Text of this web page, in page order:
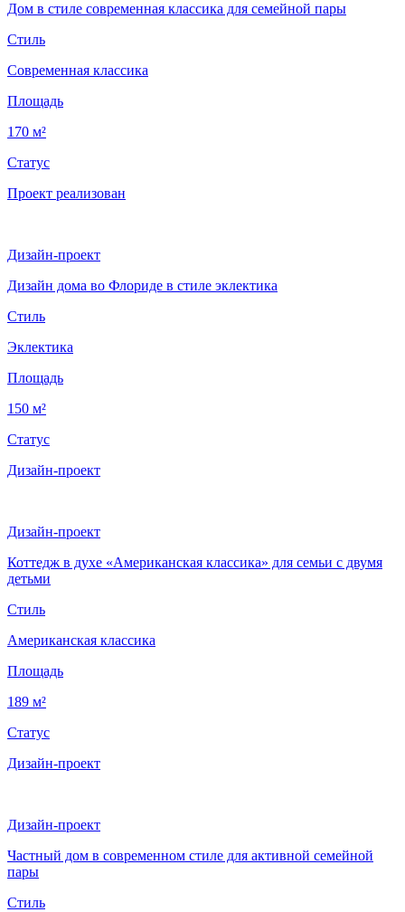
Дом в стиле современная классика для семейной пары
Стиль
Современная классика
Площадь
170 м²
Статус
Проект реализован
Дизайн-проект
Дизайн дома во Флориде в стиле эклектика
Стиль
Эклектика
Площадь
150 м²
Статус
Дизайн-проект
Дизайн-проект
Коттедж в духе «Американская классика» для семьи с двумя
детьми
Стиль
Американская классика
Площадь
189 м²
Статус
Дизайн-проект
Дизайн-проект
Частный дом в современном стиле для активной семейной
пары
Стиль